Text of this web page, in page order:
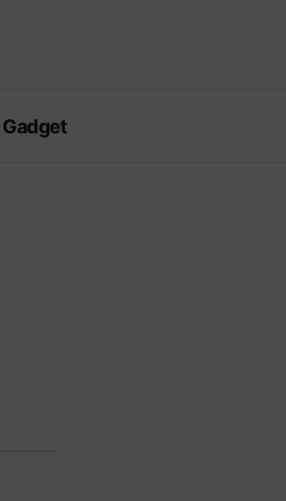
Gadget